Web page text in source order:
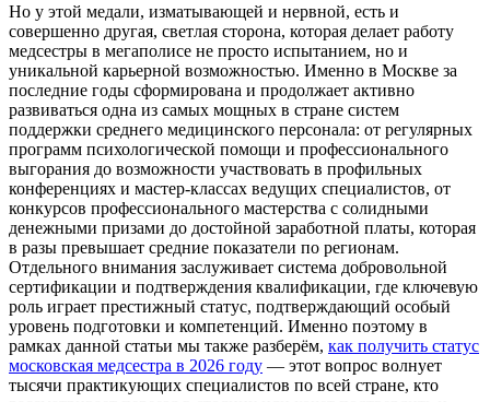
Но у этой медали, изматывающей и нервной, есть и
совершенно другая, светлая сторона, которая делает работу
медсестры в мегаполисе не просто испытанием, но и
уникальной карьерной возможностью. Именно в Москве за
последние годы сформирована и продолжает активно
развиваться одна из самых мощных в стране систем
поддержки среднего медицинского персонала: от регулярных
программ психологической помощи и профессионального
выгорания до возможности участвовать в профильных
конференциях и мастер-классах ведущих специалистов, от
конкурсов профессионального мастерства с солидными
денежными призами до достойной заработной платы, которая
в разы превышает средние показатели по регионам.
Отдельного внимания заслуживает система добровольной
сертификации и подтверждения квалификации, где ключевую
роль играет престижный статус, подтверждающий особый
уровень подготовки и компетенций. Именно поэтому в
рамках данной статьи мы также разберём, как получить статус
московская медсестра в 2026 году — этот вопрос волнует
тысячи практикующих специалистов по всей стране, кто